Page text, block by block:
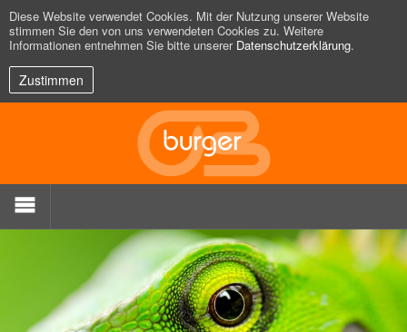
Diese Website verwendet Cookies. Mit der Nutzung unserer Website
stimmen Sie den von uns verwendeten Cookies zu. Weitere
Informationen entnehmen Sie bitte unserer Datenschutzerklärung.
Zustimmen